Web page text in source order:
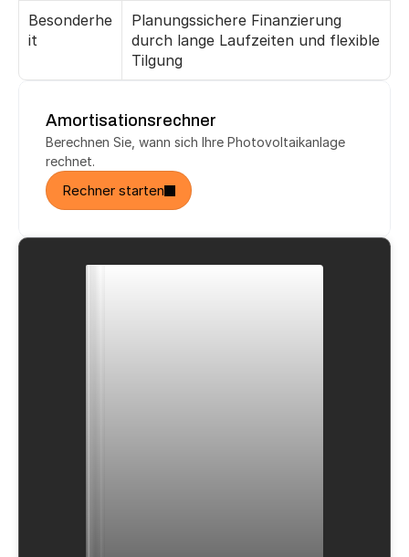
Besonderhe
it
Planungssichere Finanzierung
durch lange Laufzeiten und flexible
Tilgung
Amortisationsrechner
Berechnen Sie, wann sich Ihre Photovoltaikanlage
rechnet.
Rechner starten